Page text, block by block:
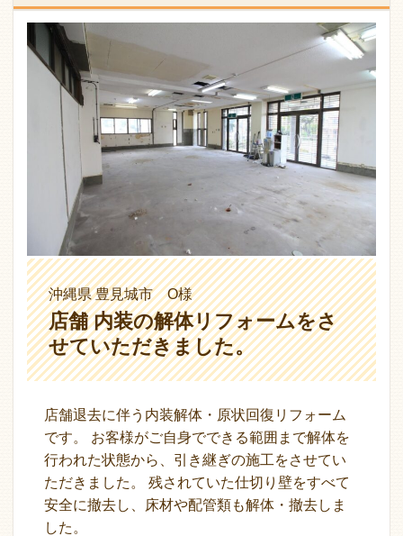
沖縄県 豊見城市 O様
店舗 内装の解体リフォームをさ
せていただきました。
店舗退去に伴う内装解体・原状回復リフォーム
です。 お客様がご自身でできる範囲まで解体を
行われた状態から、引き継ぎの施工をさせてい
ただきました。 残されていた仕切り壁をすべて
安全に撤去し、床材や配管類も解体・撤去しま
した。